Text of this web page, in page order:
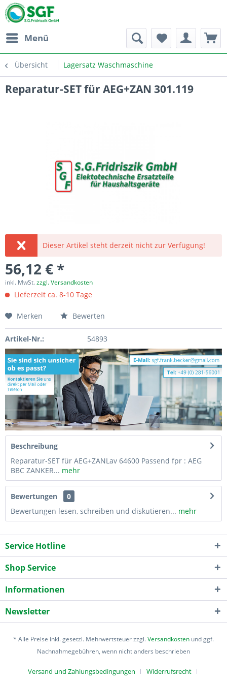
Menü
Übersicht Lagersatz Waschmaschine
Reparatur-SET für AEG+ZAN 301.119
Dieser Artikel steht derzeit nicht zur Verfügung!
56,12 € *
inkl. MwSt.zzgl. Versandkosten
Lieferzeit ca. 8-10 Tage
Merken Bewerten
Artikel-Nr.: 54893
Beschreibung
Reparatur-SET für AEG+ZANLav 64600 Passend fpr : AEG
BBC ZANKER... mehr
Bewertungen
0
Bewertungen lesen, schreiben und diskutieren... mehr
Service Hotline
Shop Service
Informationen
Newsletter
* Alle Preise inkl. gesetzl. Mehrwertsteuer zzgl.Versandkosten und ggf.
Nachnahmegebühren, wenn nicht anders beschrieben
Versand und Zahlungsbedingungen Widerrufsrecht